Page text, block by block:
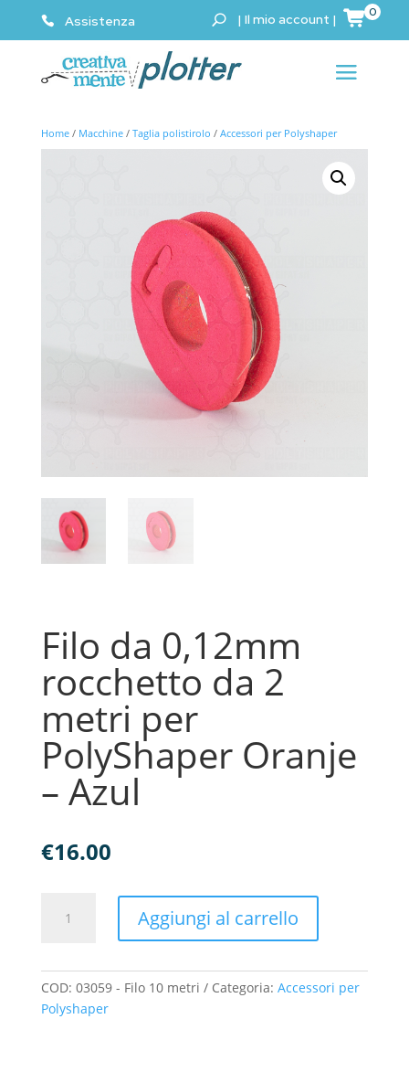
Assistenza | Il mio account | 0
Home/ Macchine/ Taglia polistirolo / Accessori per Polyshaper
Filo da 0,12mm
rocchetto da 2
metri per
PolyShaper Oranje
– Azul
€16.00
da
2
Aggiungi al carrello
COD: 03059 - Filo 10 metri Categoria: Accessori per
Polyshaper